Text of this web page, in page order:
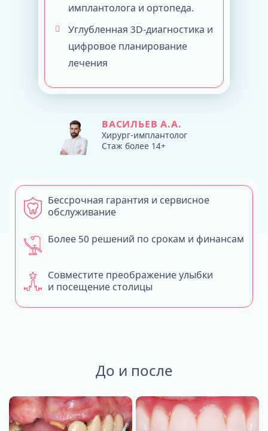
имплантолога и ортопеда.
Углубленная 3D-диагностика и
цифровое планирование
лечения
ВАСИЛЬЕВ А.А.
Хирург-имплантолог
Стаж более 14+
Совместите преображение улыбки
и посещение столицы
Бессрочная гарантия и сервисное
обслуживание
Более 50 решений по срокам и финансам
До и после